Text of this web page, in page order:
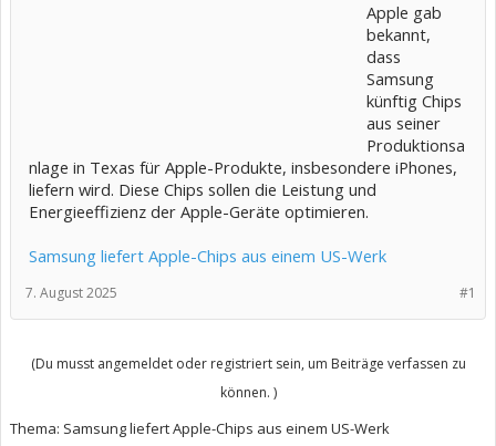
Apple gab
bekannt,
dass
Samsung
künftig Chips
aus seiner
Produktionsa
nlage in Texas für Apple-Produkte, insbesondere iPhones,
liefern wird. Diese Chips sollen die Leistung und
Energieeffizienz der Apple-Geräte optimieren.
Samsung liefert Apple-Chips aus einem US-Werk
#1
7. August 2025
(Du musst angemeldet oder registriert sein, um Beiträge verfassen zu
können. )
Thema: Samsung liefert Apple-Chips aus einem US-Werk